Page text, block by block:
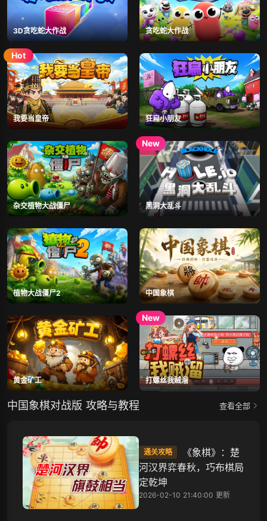
3D贪吃蛇大作战 贪吃蛇大作战
我要当皇帝 狂扁小朋友
杂交植物大战僵尸 黑洞大乱斗
植物大战僵尸2 中国象棋
黄金矿工 打螺丝我贼溜
中国象棋对战版 攻略与教程 查看全部
通关攻略
《象棋》：楚
河汉界弈春秋，巧布棋局
定乾坤
2026-02-10 21:40:00 更新